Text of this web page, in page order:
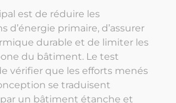
est de réduire les
d’énergie primaire, d’assurer
durable et de limiter les
du bâtiment. Le test
vérifier que les efforts menés
se traduisent
un bâtiment étanche et